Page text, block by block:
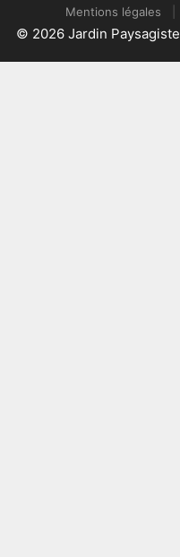
Mentions légales
© 2026 Jardin Paysagiste